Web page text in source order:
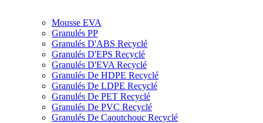
Mousse EVA
Granulés PP
Granulés D'ABS Recyclé
Granulés D'EPS Recyclé
Granulés D'EVA Recyclé
Granulés De HDPE Recyclé
Granulés De LDPE Recyclé
Granulés De PET Recyclé
Granulés De PVC Recyclé
Granulés De Caoutchouc Recyclé